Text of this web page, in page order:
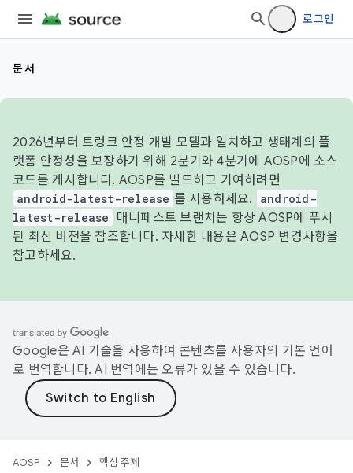
로그인
문서
2026년부터 트렁크 안정 개발 모델과 일치하고 생태계의 플
랫폼 안정성을 보장하기 위해 2분기와 4분기에 AOSP에 소스
코드를 게시합니다. AOSP를 빌드하고 기여하려면
android-latest-release 를 사용하세요.
android-
latest-release
매니페스트 브랜치는 항상 AOSP에 푸시
된 최신 버전을 참조합니다. 자세한 내용은 AOSP 변경사항을
참고하세요.
Google은 AI 기술을 사용하여 콘텐츠를 사용자의 기본 언어
로 번역합니다. AI 번역에는 오류가 있을 수 있습니다.
AOSP 문서 핵심 주제